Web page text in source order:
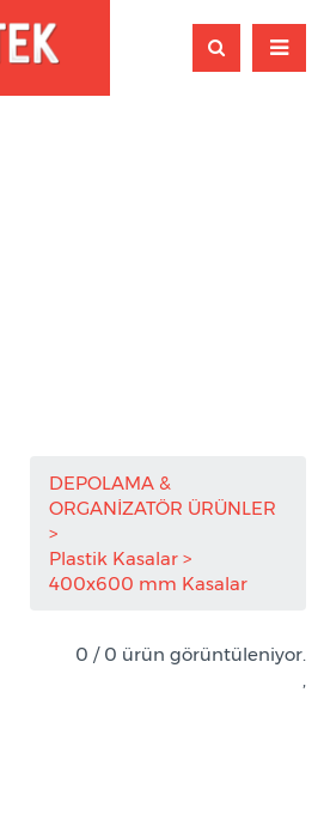
DEPOLAMA &
ORGANİZATÖR ÜRÜNLER
Plastik Kasalar
400x600 mm Kasalar
0 / 0 ürün görüntüleniyor.
,